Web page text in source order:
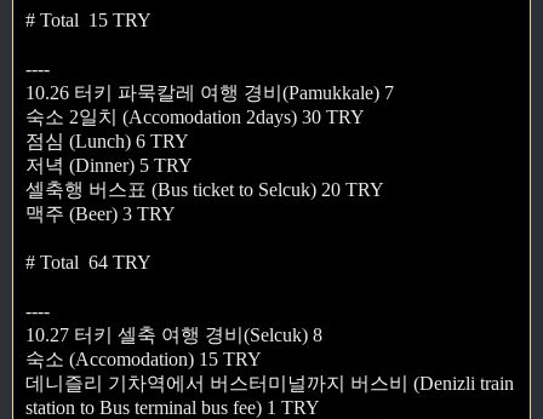
# Total 15 TRY
----
10.26 터키 파묵칼레 여행 경비(Pamukkale) 7
숙소 2일치 (Accomodation 2days) 30 TRY
점심 (Lunch) 6 TRY
저녁 (Dinner) 5 TRY
셀축행 버스표 (Bus ticket to Selcuk) 20 TRY
맥주 (Beer) 3 TRY
# Total 64 TRY
----
10.27 터키 셀축 여행 경비(Selcuk) 8
숙소 (Accomodation) 15 TRY
데니즐리 기차역에서 버스터미널까지 버스비 (Denizli train
station to Bus terminal bus fee) 1 TRY